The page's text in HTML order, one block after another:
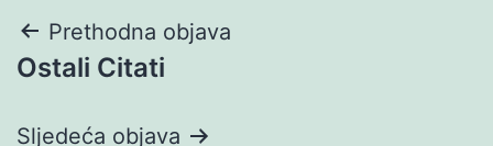
Navigacija
objava
Prethodna objava
Ostali Citati
Sljedeća objava